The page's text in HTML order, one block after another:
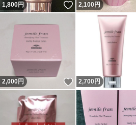
1,800円 いいね！
2,100円
2,000円 いいね！
2,700 円